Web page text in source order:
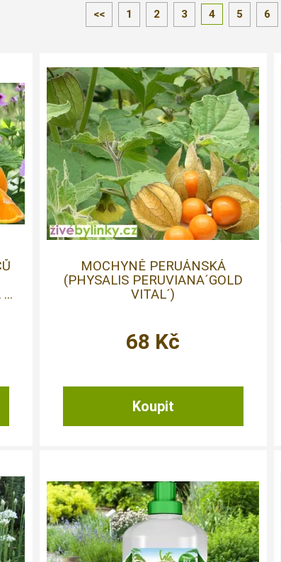
<< 1 2 3 4 5 6
MOCHYNĚ PERUÁNSKÁ
(PHYSALIS PERUVIANA´GOLD
VITAL´)
68 Kč